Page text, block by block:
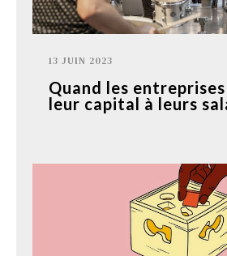
13 JUIN 2023
Quand les
leur capital à leurs